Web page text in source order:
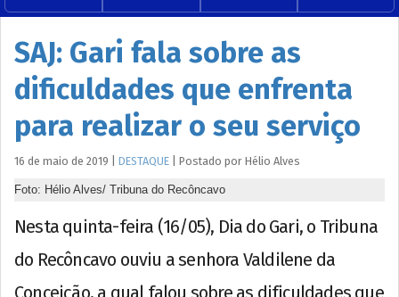
SAJ: Gari fala sobre as
dificuldades que enfrenta
para realizar o seu serviço
16 de maio de 2019 DESTAQUE Postado por Hélio Alves
Foto: Hélio Alves/ Tribuna do Recôncavo
Nesta quinta-feira (16/05), Dia do Gari, o Tribuna
do Recôncavo ouviu a senhora Valdilene da
Conceição, a qual falou sobre as dificuldades que